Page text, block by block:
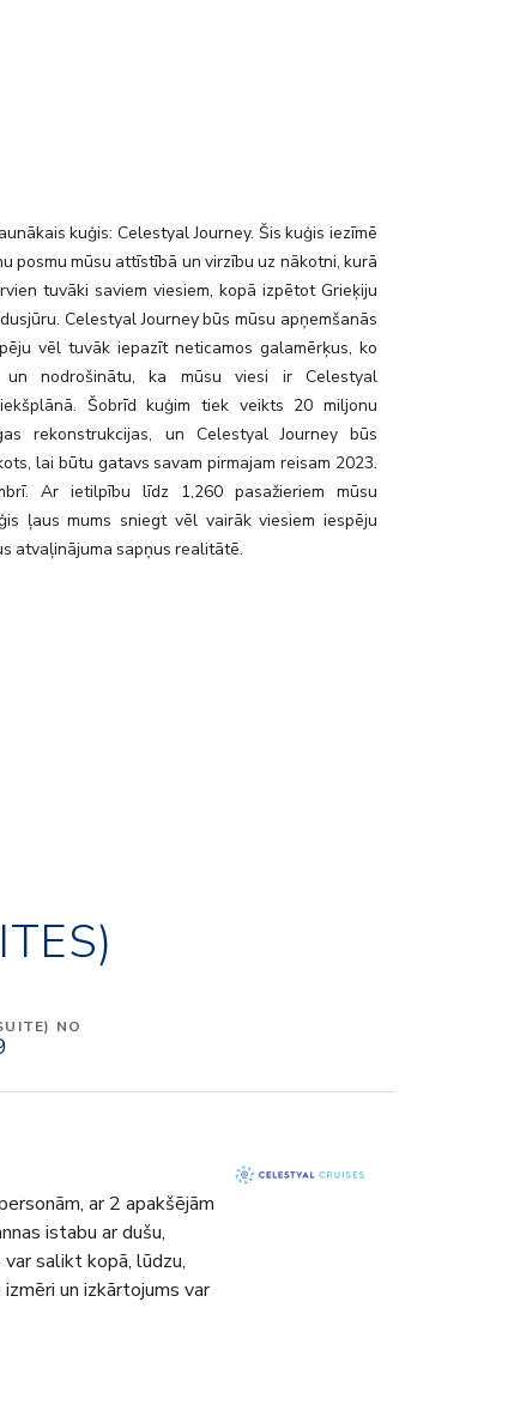
kuģis: Celestyal Journey. Šis kuģis iezīmē
posmu mūsu attīstībā un virzību uz nākotni, kurā
tuvāki saviem viesiem, kopā izpētot Grieķiju
Celestyal Journey būs mūsu apņemšanās
vēl tuvāk iepazīt neticamos galamērķus, ko
un nodrošinātu, ka mūsu viesi ir Celestyal
Šobrīd kuģim tiek veikts 20 miljonu
rekonstrukcijas, un Celestyal Journey būs
lai būtu gatavs savam pirmajam reisam 2023.
Ar ietilpību līdz 1,260 pasažieriem mūsu
ļaus mums sniegt vēl vairāk viesiem iespēju
atvaļinājuma sapņus realitātē.
NO
ar 2 apakšējām
istabu ar dušu,
salikt kopā, lūdzu,
un izkārtojums var